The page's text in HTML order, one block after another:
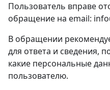
Пользователь вправе
обращение на email:
В обращении
для ответа и сведения,
какие персональные
пользователю.